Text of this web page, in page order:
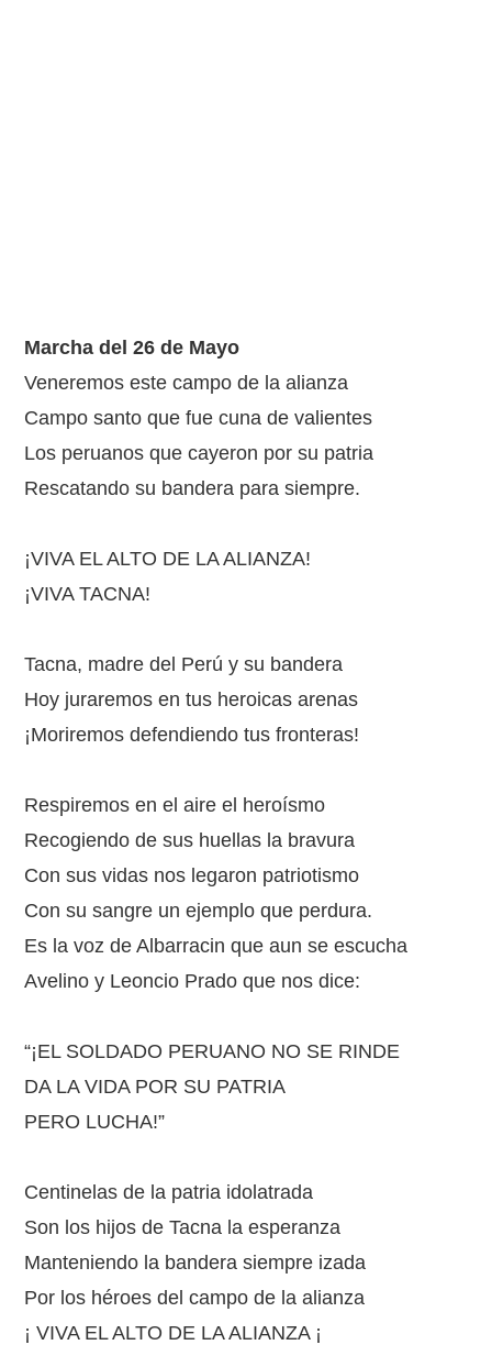
Marcha del 26 de Mayo
Veneremos este campo de la alianza
Campo santo que fue cuna de valientes
Los peruanos que cayeron por su patria
Rescatando su bandera para siempre.
¡VIVA EL ALTO DE LA ALIANZA!
¡VIVA TACNA!
Tacna, madre del Perú y su bandera
Hoy juraremos en tus heroicas arenas
¡Moriremos defendiendo tus fronteras!
Respiremos en el aire el heroísmo
Recogiendo de sus huellas la bravura
Con sus vidas nos legaron patriotismo
Con su sangre un ejemplo que perdura.
Es la voz de Albarracin que aun se escucha
Avelino y Leoncio Prado que nos dice:
“¡EL SOLDADO PERUANO NO SE RINDE
DA LA VIDA POR SU PATRIA
PERO LUCHA!”
Centinelas de la patria idolatrada
Son los hijos de Tacna la esperanza
Manteniendo la bandera siempre izada
Por los héroes del campo de la alianza
¡ VIVA EL ALTO DE LA ALIANZA ¡